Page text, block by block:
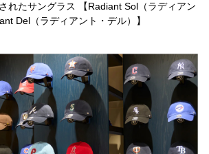
れたサングラス 【Radiant Sol（ラディアン
Del（ラディアント・デル）】